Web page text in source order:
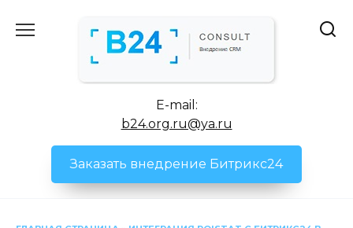
E-mail:
b24.org.ru@ya.ru
Заказать внедрение Битрикс24